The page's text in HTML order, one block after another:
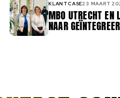
MBO UTRECHT EN
NAAR
KLANTCASE23 MAART